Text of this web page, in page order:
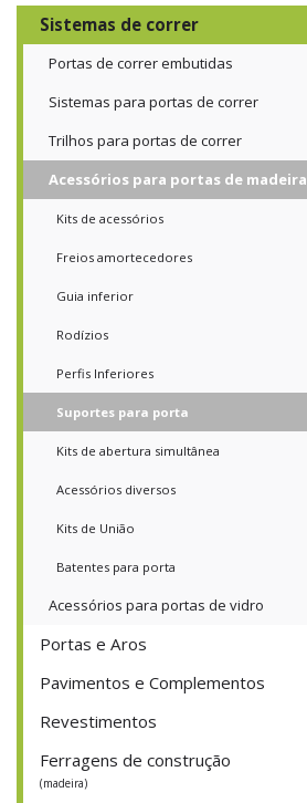
Sistemas de correr
Portas de correr embutidas
Sistemas para portas de correr
Trilhos para portas de correr
Acessórios para portas de madeira
Kits de acessórios
Freios amortecedores
Guia inferior
Rodízios
Perfis Inferiores
Suportes para porta
Kits de abertura simultânea
Acessórios diversos
Kits de União
Batentes para porta
Acessórios para portas de vidro
Portas e Aros
Pavimentos e Complementos
Revestimentos
Ferragens de construção
(madeira)